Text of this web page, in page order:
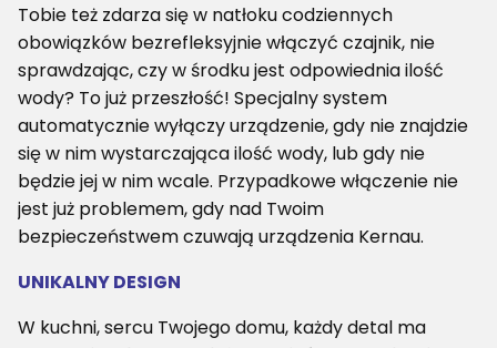
Tobie też zdarza się w natłoku codziennych
obowiązków bezrefleksyjnie włączyć czajnik, nie
sprawdzając, czy w środku jest odpowiednia ilość
wody? To już przeszłość! Specjalny system
automatycznie wyłączy urządzenie, gdy nie znajdzie
się w nim wystarczająca ilość wody, lub gdy nie
będzie jej w nim wcale. Przypadkowe włączenie nie
jest już problemem, gdy nad Twoim
bezpieczeństwem czuwają urządzenia Kernau.
UNIKALNY DESIGN
W kuchni, sercu Twojego domu, każdy detal ma